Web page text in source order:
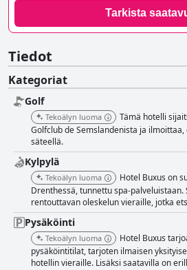
Tarkista
Tiedot
Kategoriat
Golf
Tekoälyn luoma
Tämä hotelli
Golfclub de Semslandenista ja
säteellä.
Kylpylä
Tekoälyn luoma
Hotel Buxus on
Drenthessä, tunnettu spa-palveluistaan.
rentouttavan oleskelun vieraille, jotka
Pysäköinti
Tekoälyn luoma
Hotel Buxus
pysäköintitilat, tarjoten ilmaisen
hotellin vieraille. Lisäksi saatavilla on